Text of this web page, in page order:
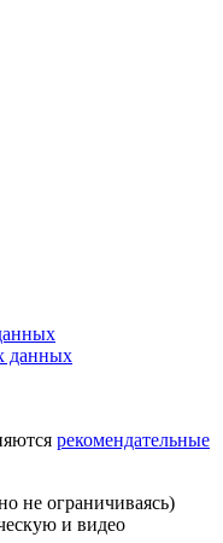
данных
рекомендательные
не ограничиваясь)
и видео